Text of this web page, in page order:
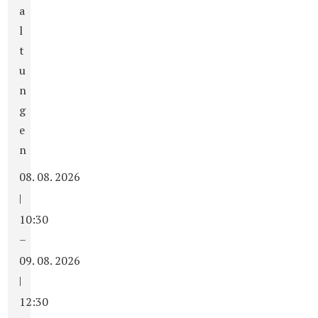
a
l
t
u
n
g
e
n
08. 08. 2026
|
10:30
–
09. 08. 2026
|
12:30